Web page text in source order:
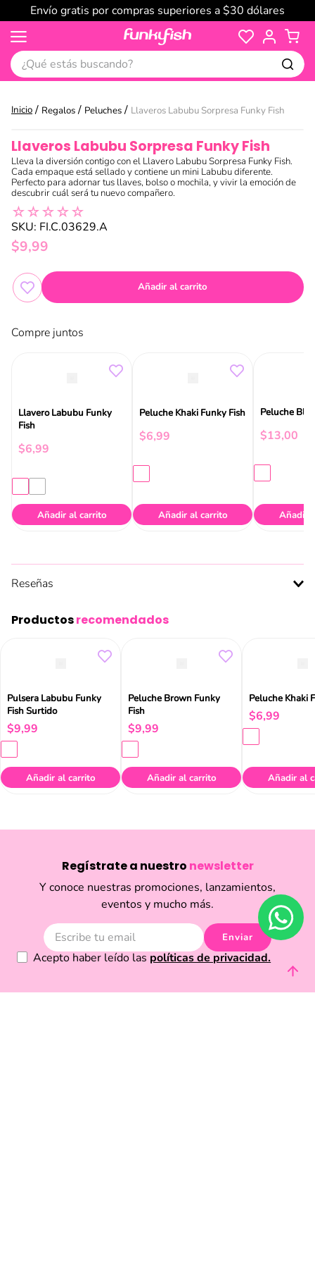
Envío gratis por compras superiores a $30 dólares
¿Qué estás buscando?
Regalos Peluches Llaveros Labubu Sorpresa Funky Fish
Llaveros Labubu Sorpresa Funky Fish
Lleva la diversión contigo con el Llavero Labubu Sorpresa Funky Fish.
Cada empaque está sellado y contiene un mini Labubu diferente.
Perfecto para adornar tus llaves, bolso o mochila, y vivir la emoción de
descubrir cuál será tu nuevo compañero.
☆☆☆☆☆
SKU: FI.C.03629.A
$9,99
Añadir al carrito
Compre juntos
Llavero Labubu Funky
Fish
$6,99
Añadir al carrito
Peluche Khaki Funky Fish
$6,99
Añadir al carrito
Peluche
$13,00
Añadir
Reseñas
Productosrecomendados
Pulsera Labubu Funky
Fish Surtido
$9,99
Añadir al carrito
Peluche Brown Funky
Fish
$9,99
Añadir al carrito
Peluche Khaki
$6,99
Añadir al
Regístrate a nuestro newsletter
Y conoce nuestras promociones, lanzamientos,
eventos y mucho más.
Enviar
Acepto haber leído las políticas de privacidad.